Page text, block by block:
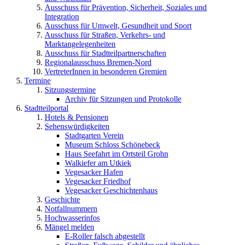
Ausschuss für Prävention, Sicherheit, Soziales und
Integration
Ausschuss für Umwelt, Gesundheit und Sport
Ausschuss für Straßen, Verkehrs- und
Marktangelegenheiten
Ausschuss für Stadtteilpartnerschaften
Regionalausschuss Bremen-Nord
VertreterInnen in besonderen Gremien
Termine
Sitzungstermine
Archiv für Sitzungen und Protokolle
Stadtteilportal
Hotels & Pensionen
Sehenswürdigkeiten
Stadtgarten Verein
Museum Schloss Schönebeck
Haus Seefahrt im Ortsteil Grohn
Walkiefer am Utkiek
Vegesacker Hafen
Vegesacker Friedhof
Vegesacker Geschichtenhaus
Geschichte
Notfallnummern
Hochwasserinfos
Mängel melden
E-Roller falsch abgestellt